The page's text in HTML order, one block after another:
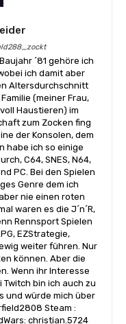
´81 gehöre ich
ich damit aber
Altersdurchschnitt
(meiner Frau,
Haustieren) im
zum Zocken fing
der Konsolen, dem
habe ich so einige
C64, SNES, N64,
PC. Bei den Spielen
Genre dem ich
nie einen roten
waren es die J´n´R,
Rennsport Spielen
EZStrategie,
weiter führen. Nur
können. Aber die
Wenn ihr Interesse
bin ich auch zu
und würde mich über
Steam :
christian.5724